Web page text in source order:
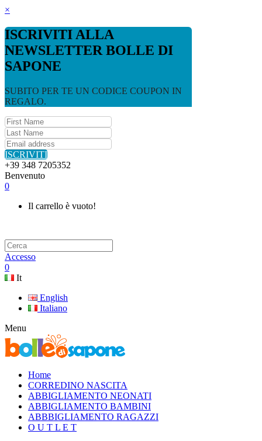
×
ISCRIVITI ALLA
NEWSLETTER BOLLE DI
SAPONE
SUBITO PER TE UN CODICE COUPON IN
REGALO.
ISCRIVITI
+39 348 7205352
Benvenuto
0
Il carrello è vuoto!
Accesso
0
It
English
Italiano
Menu
Home
CORREDINO NASCITA
ABBIGLIAMENTO NEONATI
ABBIGLIAMENTO BAMBINI
ABBBIGLIAMENTO RAGAZZI
O U T L E T